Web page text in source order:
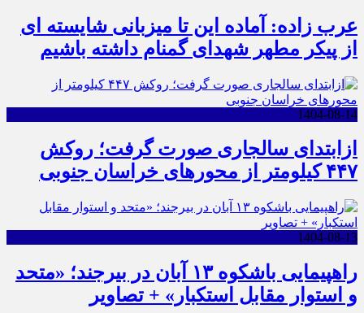
عرب زاده: آماده این تا میزبانی شایسته ای
از پیکر مطهر شهدای گمنام داشته باشیم
1404-08-14
ازابتدای سالجاری صورت گرفت؛ روکش
۴۴۷ کیلومتر از محورهای خراسان جنوبی
1404-08-13
راهپیمایی باشکوه ۱۳ آبان در بیرجند؛ «متحد
و استوار مقابل استکبار» + تصاویر